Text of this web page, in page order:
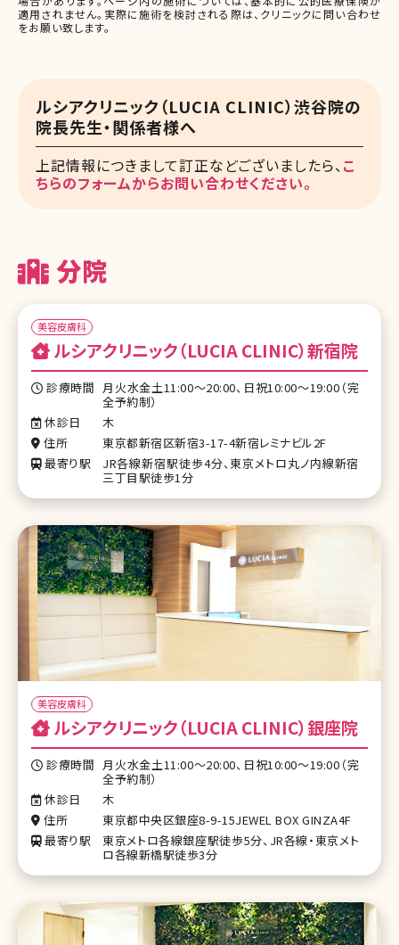
適用されません。実際に施術を検討される際は、クリニックに問い合わせ
をお願い致します。
ルシアクリニック（LUCIA CLINIC）渋谷院の
院長先生・関係者様へ
上記情報につきまして訂正などございましたら、こ
ちらのフォームからお問い合わせください。
分院
美容皮膚科
ルシアクリニック（LUCIA CLINIC）新宿院
診療時間 月火水金土11:00～20:00、日祝10:00～19:00（完
全予約制）
休診日
木
住所
東京都新宿区新宿3-17-4新宿レミナビル2F
最寄り駅
JR各線新宿駅徒歩4分、東京メトロ丸ノ内線新宿
三丁目駅徒歩1分
美容皮膚科
ルシアクリニック（LUCIA CLINIC）銀座院
診療時間 月火水金土11:00～20:00、日祝10:00～19:00（完
全予約制）
休診日
木
住所
東京都中央区銀座8-9-15JEWEL BOX GINZA4F
最寄り駅
東京メトロ各線銀座駅徒歩5分、JR各線・東京メト
ロ各線新橋駅徒歩3分